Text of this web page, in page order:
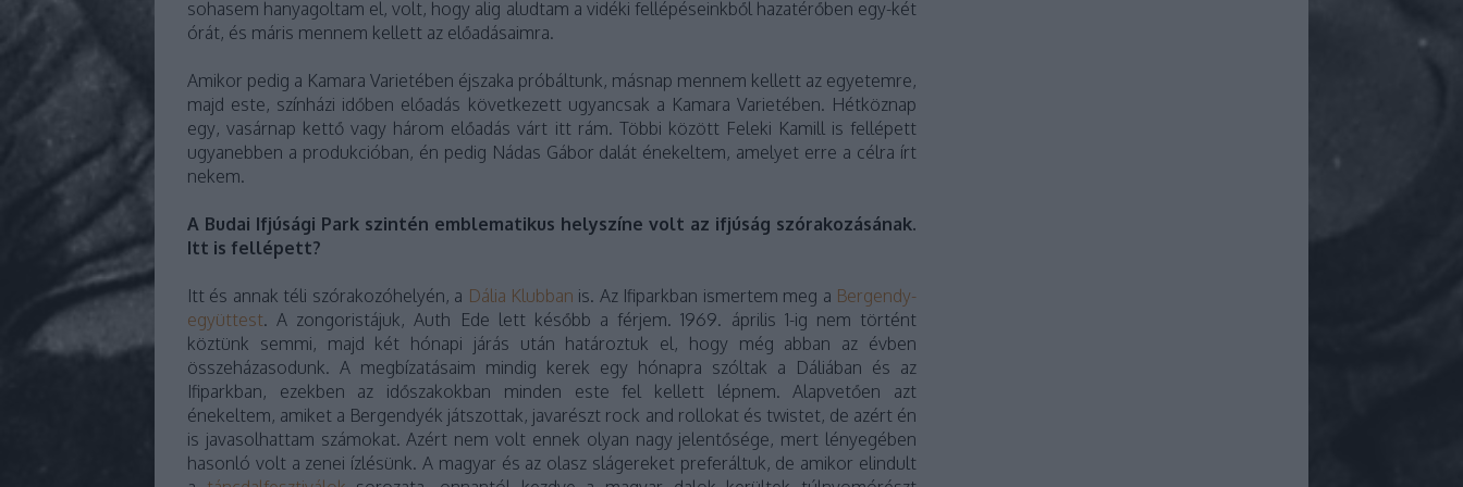
sohasem hanyagoltam el, volt, hogy alig aludtam a vidéki fellépéseinkből hazatérőben egy-két
órát, és máris mennem kellett az előadásaimra.
Amikor pedig a Kamara Varietében éjszaka próbáltunk, másnap mennem kellett az egyetemre,
majd este, színházi időben előadás következett ugyancsak a Kamara Varietében. Hétköznap
egy, vasárnap kettő vagy három előadás várt itt rám. Többi között Feleki Kamill is fellépett
ugyanebben a produkcióban, én pedig Nádas Gábor dalát énekeltem, amelyet erre a célra írt
nekem.
A Budai Ifjúsági Park szintén emblematikus helyszíne volt az ifjúság szórakozásának.
Itt is fellépett?
Itt és annak téli szórakozóhelyén, a Dália Klubban is. Az Ifiparkban ismertem meg a Bergendy-
együttest. A zongoristájuk, Auth Ede lett később a férjem. 1969. április 1-ig nem történt
köztünk semmi, majd két hónapi járás után határoztuk el, hogy még abban az évben
összeházasodunk. A megbízatásaim mindig kerek egy hónapra szóltak a Dáliában és az
Ifiparkban, ezekben az időszakokban minden este fel kellett lépnem. Alapvetően azt
énekeltem, amiket a Bergendyék játszottak, javarészt rock and rollokat és twistet, de azért én
is javasolhattam számokat. Azért nem volt ennek olyan nagy jelentősége, mert lényegében
hasonló volt a zenei ízlésünk. A magyar és az olasz slágereket preferáltuk, de amikor elindult